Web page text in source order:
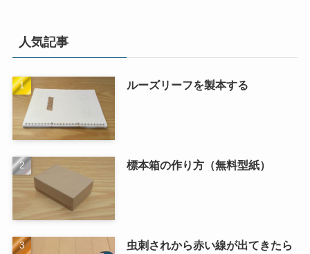
人気記事
ルーズリーフを製本する
標本箱の作り方（無料型紙）
虫刺されから赤い線が出てきたら